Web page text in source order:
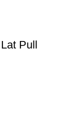
Pull